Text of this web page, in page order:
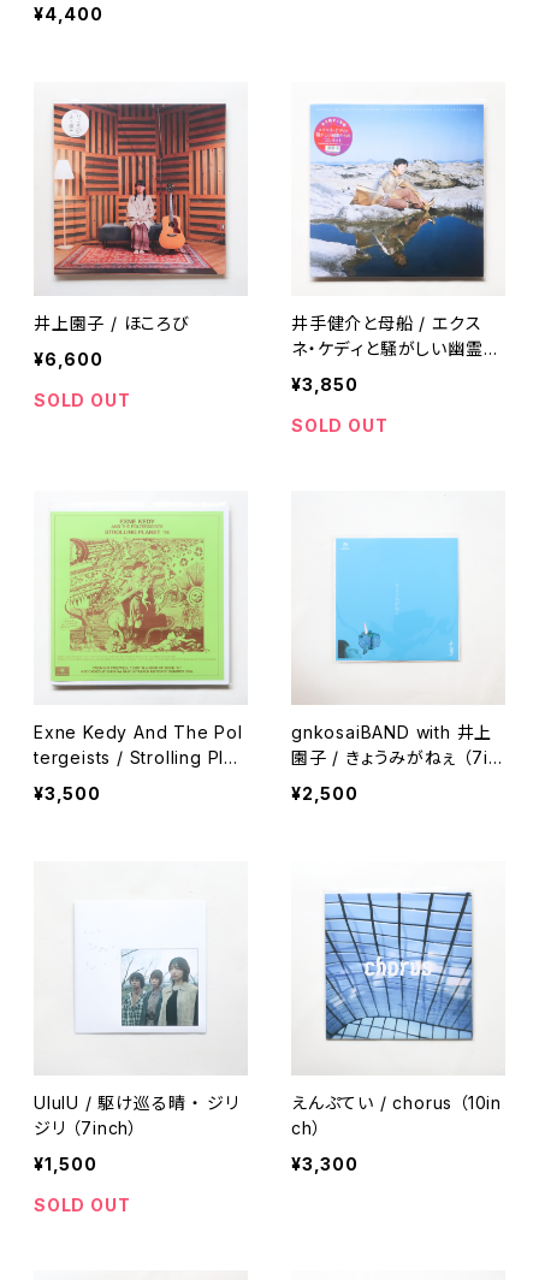
¥4,400
井上園子 / ほころび
¥6,600
SOLD OUT
井手健介と母船 / エクス
ネ・ケディと騒がしい幽霊か
らのコンタクト
¥3,850
SOLD OUT
Exne Kedy And The Pol
tergeists / Strolling Plan
et ’74
¥3,500
gnkosaiBAND with 井上
園子 / きょうみがねぇ （7in
ch）
¥2,500
UlulU / 駆け巡る晴 ・ ジリ
ジリ （7inch）
¥1,500
SOLD OUT
えんぷてい / chorus （10in
ch）
¥3,300